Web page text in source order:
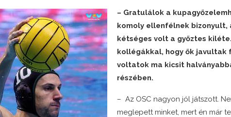
– Gratulálok a
komoly ellenfélnek bizonyult,
kétséges volt a győztes
kollégákkal, hogy ők javultak
voltatok ma kicsit
részében.
– Az OSC nagyon jól játszott.
meglepett minket, mert én már